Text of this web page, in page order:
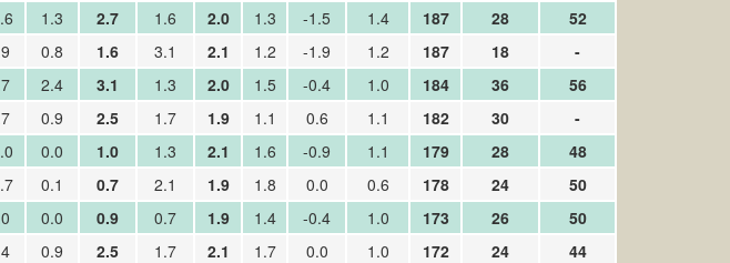
1.3 2.7 1.6 2.0 1.3 -1.5 1.4 187 28
52
0.8 1.6 3.1 2.1 1.2 -1.9 1.2 187 18
-
2.4 3.1 1.3 2.0 1.5 -0.4 1.0 184 36
56
0.9 2.5 1.7 1.9 1.1 0.6 1.1 182 30
-
0.0 1.0 1.3 2.1 1.6 -0.9 1.1 179 28
48
0.1 0.7 2.1 1.9 1.8 0.0 0.6 178 24
50
0.0 0.9 0.7 1.9 1.4 -0.4 1.0 173 26
50
0.9 2.5 1.7 2.1 1.7 0.0 1.0 172 24
44